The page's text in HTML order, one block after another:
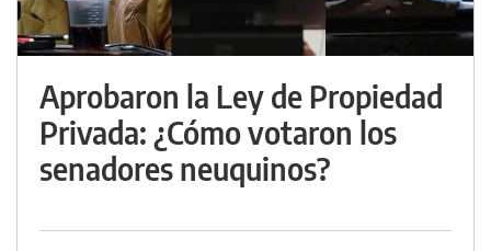
Aprobaron la Ley de Propiedad
Privada: ¿Cómo votaron los
senadores neuquinos?